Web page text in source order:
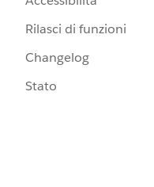
Rilasci di funzioni
Changelog
Stato